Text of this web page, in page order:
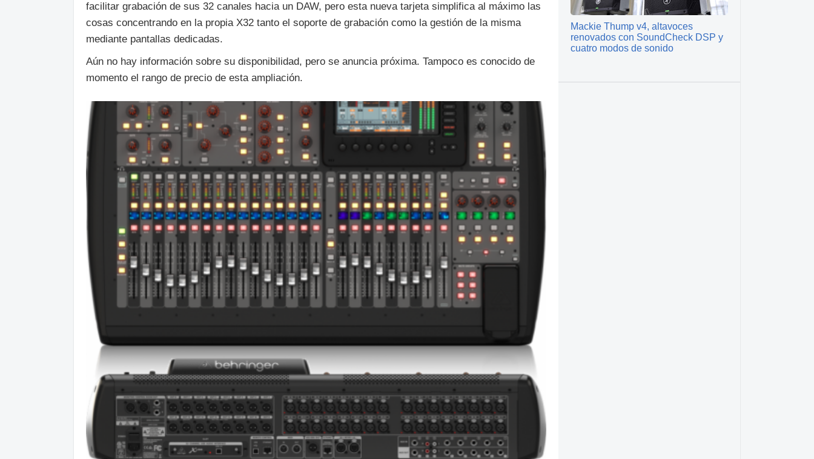
facilitar grabación de sus 32 canales hacia un DAW, pero esta nueva tarjeta simplifica al máximo las
cosas concentrando en la propia X32 tanto el soporte de grabación como la gestión de la misma
mediante pantallas dedicadas.
Aún no hay información sobre su disponibilidad, pero se anuncia próxima. Tampoco es conocido de
momento el rango de precio de esta ampliación.
Mackie Thump v4, altavoces
renovados con SoundCheck DSP y
cuatro modos de sonido